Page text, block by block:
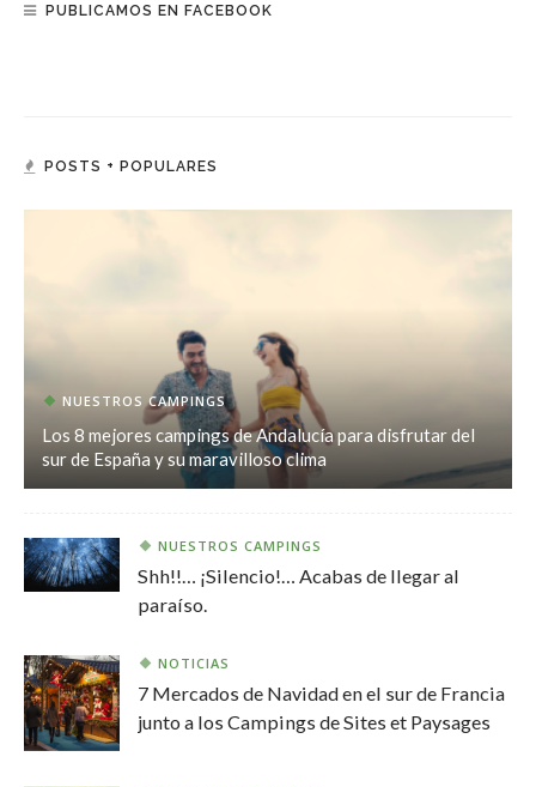
PUBLICAMOS EN FACEBOOK
POSTS + POPULARES
NUESTROS CAMPINGS
Los 8 mejores campings de Andalucía para disfrutar del
sur de España y su maravilloso clima
NUESTROS CAMPINGS
Shh!!… ¡Silencio!… Acabas de llegar al
paraíso.
NOTICIAS
7 Mercados de Navidad en el sur de Francia
junto a los Campings de Sites et Paysages